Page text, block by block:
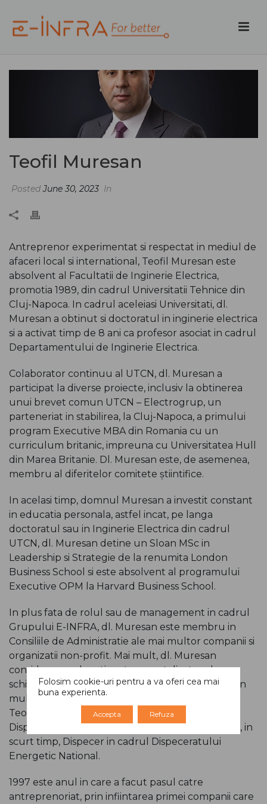
Teofil Muresan
PostedJune 30, 2023 In
Antreprenor experimentat si respectat in mediul de
afaceri local si international, Teofil Muresan este
absolvent al Facultatii de Inginerie Electrica,
promotia 1989, din cadrul Universitatii Tehnice din
Cluj-Napoca. In cadrul aceleiasi Universitati, dl.
Muresan a obtinut si doctoratul in inginerie electrica
si a activat timp de 8 ani ca profesor asociat in cadrul
Departamentului de Inginerie Electrica.
Colaborator continuu al UTCN, dl. Muresan a
participat la diverse proiecte, inclusiv la obtinerea
unui brevet comun UTCN – Electrogrup, un
parteneriat in stabilirea, la Cluj-Napoca, a primului
program Executive MBA din Romania cu un
curriculum britanic, impreuna cu Universitatea Hull
din Marea Britanie. Dl. Muresan este, de asemenea,
membru al diferitelor comitete știintifice.
In acelasi timp, domnul Muresan a investit constant
in educatia personala, astfel incat, pe langa
doctoratul sau in Inginerie Electrica din cadrul
UTCN, dl. Muresan detine un Sloan MSc in
Leadership si Strategie de la renumita London
Business School si este absolvent al programului
Executive OPM la Harvard Business School.
In plus fata de rolul sau de management in cadrul
Grupului E-INFRA, dl. Muresan este membru in
Consiliile de Administratie ale mai multor companii si
organizatii non-profit. Mai mult, dl. Muresan
considera ca educatia este un catalizator al
schimbarii care l-a determinat sa se implice activ in
multe initiative educationale.
Teofil Muresan si-a inceput cariera ca inginer la
Dispeceratul Energetic Local din Cluj si a devenit, in
scurt timp, Dispecer in cadrul Dispeceratului
Energetic National.
1997 este anul in care a facut pasul catre
antreprenoriat, prin infiintarea primei companii care
Folosim cookie-uri pentru a va oferi cea mai
buna experienta.
Accepta Refuza